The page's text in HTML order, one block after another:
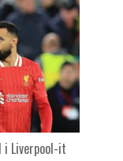
i Liverpool-it